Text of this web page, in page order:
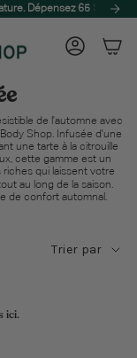
Dépensez 65 $ et
une collection vibrante
Compte
de l'automne avec
Shop. Infusée d'une
une tarte à la citrouille
cette gamme est un
qui laissent votre
au long de la saison.
de confort automnal.
Trier
Trier par
ici.